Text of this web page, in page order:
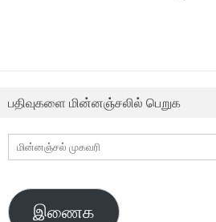
பதிவுகளை மின்னஞ்சலில் பெறுக
மின்னஞ்சல்
முகவரி
இணைக